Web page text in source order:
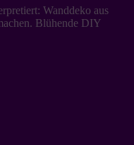
Wanddeko aus
Blühende DIY